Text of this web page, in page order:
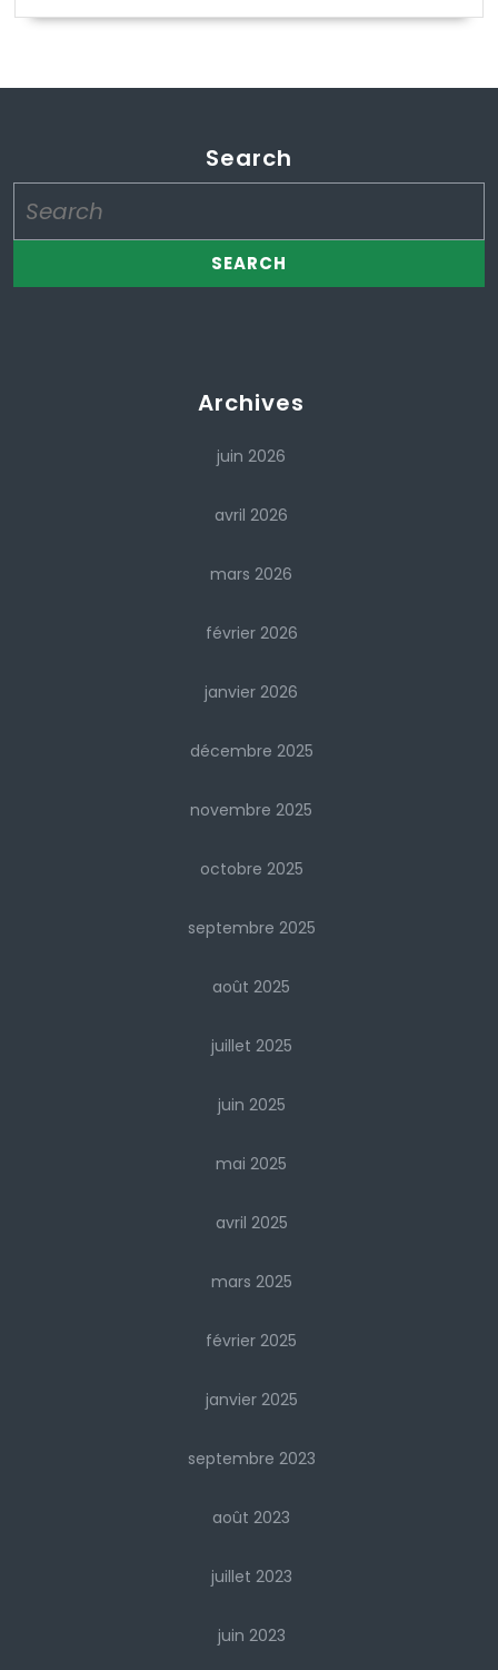
Search
for:
Archives
juin 2026
avril 2026
mars 2026
février 2026
janvier 2026
décembre 2025
novembre 2025
octobre 2025
septembre 2025
août 2025
juillet 2025
juin 2025
mai 2025
avril 2025
mars 2025
février 2025
janvier 2025
septembre 2023
août 2023
juillet 2023
juin 2023